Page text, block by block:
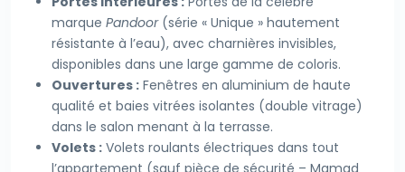
marque Pandoor(série « Unique » hautement
résistante à l’eau), avec charnières invisibles,
disponibles dans une large gamme de coloris.
Ouvertures : Fenêtres en aluminium de haute
qualité et baies vitrées isolantes (double vitrage)
dans le salon menant à la terrasse.
Volets : Volets roulants électriques dans tout